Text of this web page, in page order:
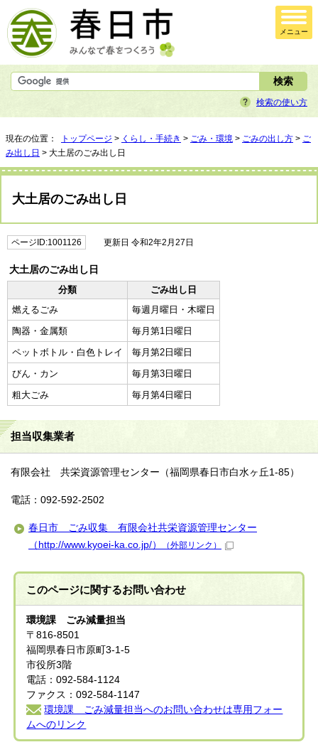
メニュー
検索の使い方
現在の位置： トップページ > くらし・手続き > ごみ・環境 > ごみの出し方 > ご
み出し日 > 大土居のごみ出し日
大土居のごみ出し日
ページID:1001126 更新日 令和2年2月27日
大土居のごみ出し日
分類
ごみ出し日
燃えるごみ
毎週月曜日・木曜日
陶器・金属類
毎月第1日曜日
ペットボトル・白色トレイ
毎月第2日曜日
びん・カン
毎月第3日曜日
粗大ごみ
毎月第4日曜日
担当収集業者
有限会社 共栄資源管理センター（福岡県春日市白水ヶ丘1-85）
電話：092-592-2502
春日市 ごみ収集 有限会社共栄資源管理センター
（http://www.kyoei-ka.co.jp/）
（外部リンク）
このページに関するお問い合わせ
環境課 ごみ減量担当
〒816-8501
福岡県春日市原町3-1-5
市役所3階
電話：092-584-1124
ファクス：092-584-1147
環境課 ごみ減量担当へのお問い合わせは専用フォー
ムへのリンク